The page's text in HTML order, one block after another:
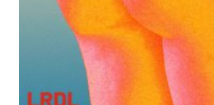
Novità
Subasio Playlist
Web Radio